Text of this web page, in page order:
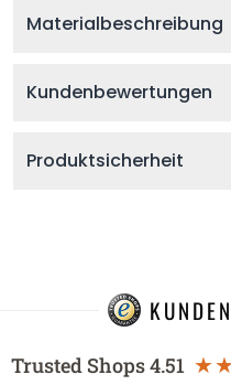
Materialbeschreibung
Kundenbewertungen
Produktsicherheit
Trusted Shops4.51